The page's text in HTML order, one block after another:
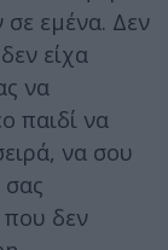
εμένα. Δεν
είχα
να
παιδί να
να σου
σας
που δεν